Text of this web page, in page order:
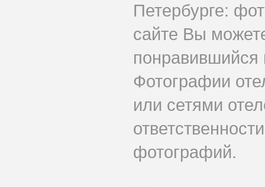
Петербурге:
сайте Вы
понравившийся
Фотографии
или сетями
фотографий.